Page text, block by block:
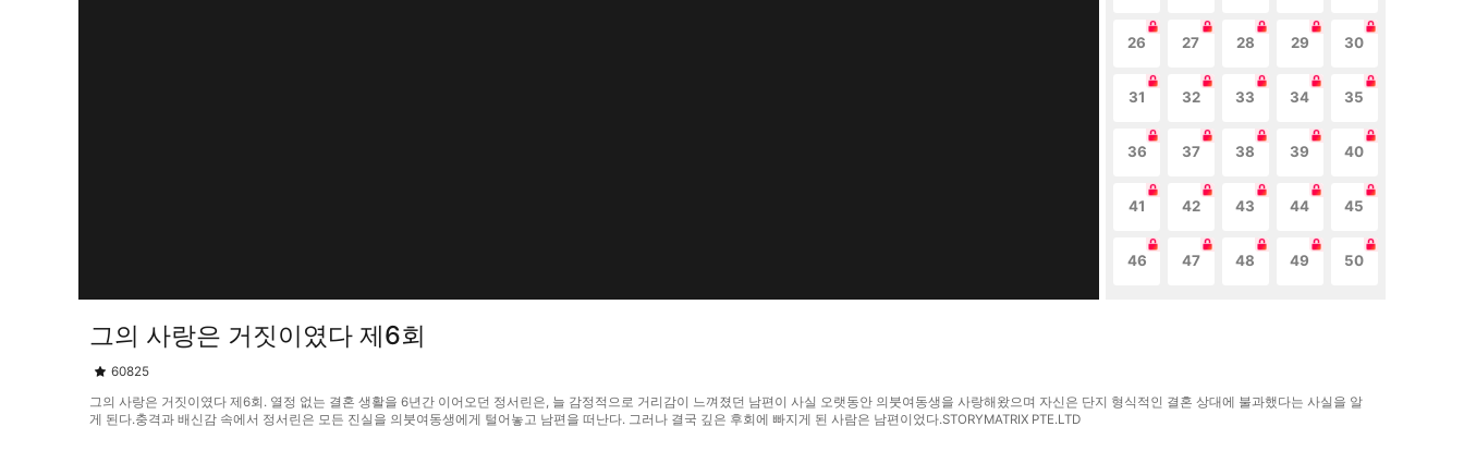
26 27 28 29 30
31 32 33 34 35
36 37 38 39 40
41 42 43 44 45
46 47 48 49 50
그의 사랑은 거짓이였다 제6회
60825
그의 사랑은 거짓이였다 제6회. 열정 없는 결혼 생활을 6년간 이어오던 정서린은, 늘 감정적으로 거리감이 느껴졌던 남편이 사실 오랫동안 의붓여동생을 사랑해왔으며 자신은 단지 형식적인 결혼 상대에 불과했다는 사실을 알
게 된다.충격과 배신감 속에서 정서린은 모든 진실을 의붓여동생에게 털어놓고 남편을 떠난다. 그러나 결국 깊은 후회에 빠지게 된 사람은 남편이었다.STORYMATRIX PTE.LTD